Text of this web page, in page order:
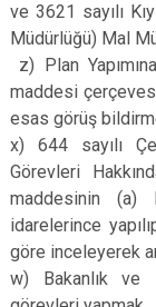
ve 3621 sayılı
Müdürlüğü) Mal
z) Plan
maddesi
esas görüş
x) 644 sayılı
Görevleri
maddesinin
idarelerince
göre inceleyerek
w) Bakanlık ve